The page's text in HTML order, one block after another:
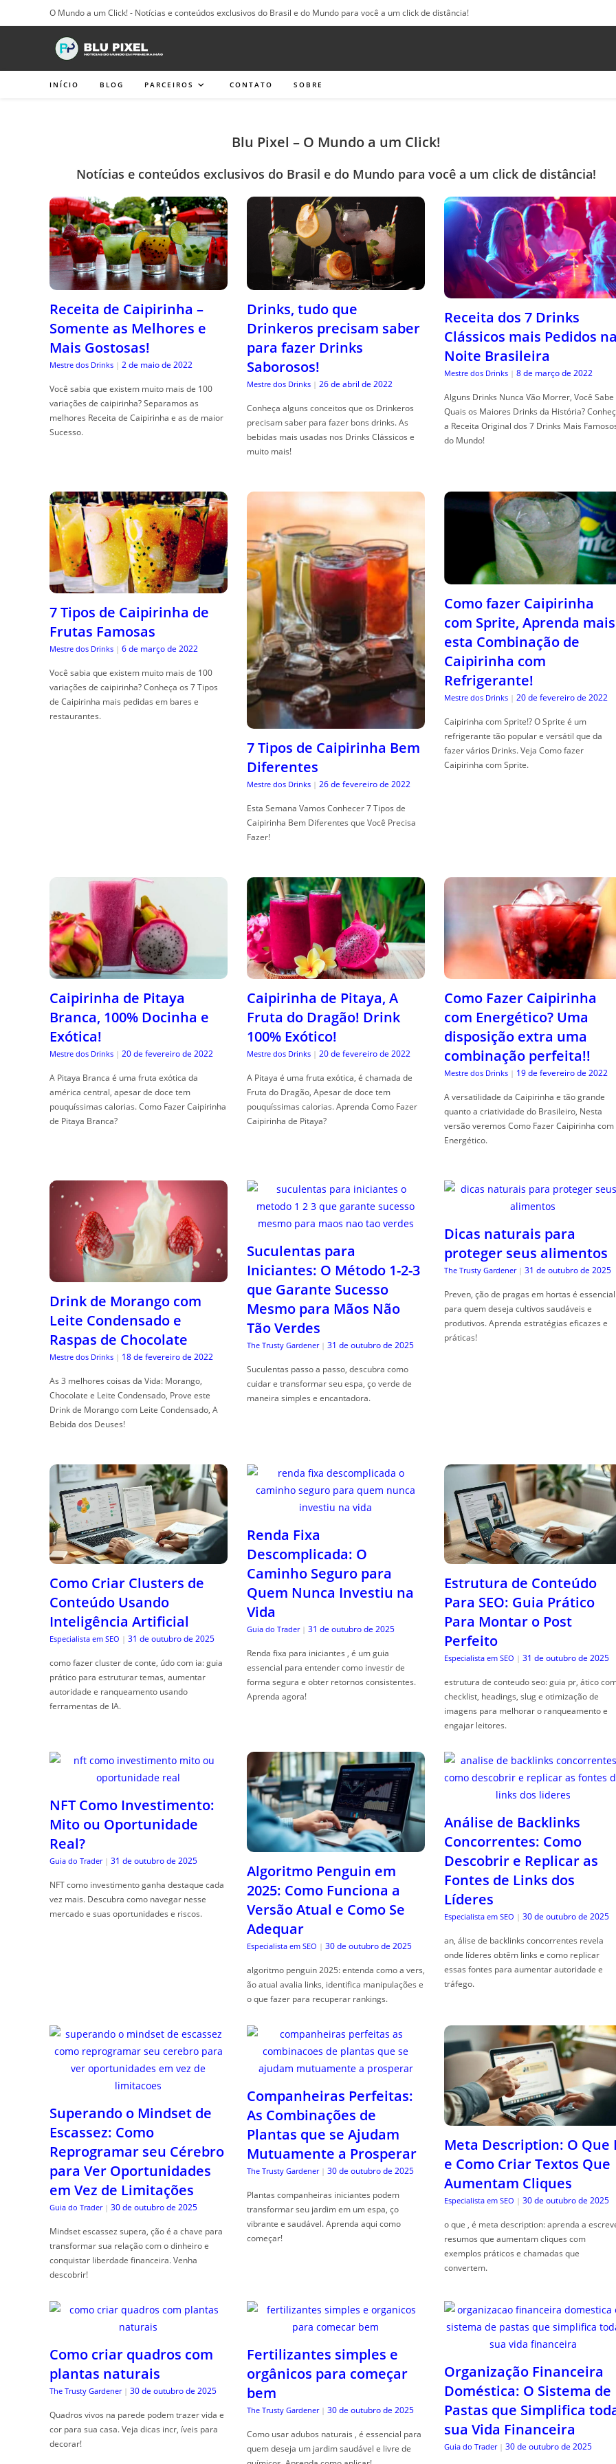
para
O Mundo a um Click! - Notícias e conteúdos exclusivos do Brasil e do Mundo para você a um click de distância!
INÍCIO BLOG PARCEIROS CONTATO SOBRE
Blu Pixel – O Mundo a um Click!
Notícias e conteúdos exclusivos do Brasil e do Mundo para você a um click de distância!
Receita de Caipirinha –
Somente as Melhores e
Mais Gostosas!
Mestre dos Drinks | 2 de maio de 2022
Você sabia que existem muito mais de 100
variações de caipirinha? Separamos as
melhores Receita de Caipirinha e as de maior
Sucesso.
Drinks, tudo que
Drinkeros precisam saber
para fazer Drinks
Saborosos!
Mestre dos Drinks | 26 de abril de 2022
Conheça alguns conceitos que os Drinkeros
precisam saber para fazer bons drinks. As
bebidas mais usadas nos Drinks Clássicos e
muito mais!
Receita dos 7 Drinks
Clássicos mais Pedidos
Noite Brasileira
Mestre dos Drinks | 8 de março de 2022
Alguns Drinks Nunca Vão Morrer, Você Sabe
Quais os Maiores Drinks da História?
a Receita Original dos 7 Drinks Mais
do Mundo!
7 Tipos de Caipirinha de
Frutas Famosas
Mestre dos Drinks | 6 de março de 2022
Você sabia que existem muito mais de 100
variações de caipirinha? Conheça os 7 Tipos
de Caipirinha mais pedidas em bares e
restaurantes.
7 Tipos de Caipirinha Bem
Diferentes
Mestre dos Drinks | 26 de fevereiro de 2022
Esta Semana Vamos Conhecer 7 Tipos de
Caipirinha Bem Diferentes que Você Precisa
Fazer!
Como fazer Caipirinha
com Sprite, Aprenda mais
esta Combinação de
Caipirinha com
Refrigerante!
Mestre dos Drinks | 20 de fevereiro de 2022
Caipirinha com Sprite!? O Sprite é um
refrigerante tão popular e versátil que da
fazer vários Drinks. Veja Como fazer
Caipirinha com Sprite.
Caipirinha de Pitaya
Branca, 100% Docinha e
Exótica!
Mestre dos Drinks | 20 de fevereiro de 2022
A Pitaya Branca é uma fruta exótica da
américa central, apesar de doce tem
pouquíssimas calorias. Como Fazer Caipirinha
de Pitaya Branca?
Caipirinha de Pitaya, A
Fruta do Dragão! Drink
100% Exótico!
Mestre dos Drinks | 20 de fevereiro de 2022
A Pitaya é uma fruta exótica, é chamada de
Fruta do Dragão, Apesar de doce tem
pouquíssimas calorias. Aprenda Como Fazer
Caipirinha de Pitaya?
Como Fazer Caipirinha
com Energético? Uma
disposição extra uma
combinação perfeita!!
Mestre dos Drinks | 19 de fevereiro de 2022
A versatilidade da Caipirinha e tão grande
quanto a criatividade do Brasileiro, Nesta
versão veremos Como Fazer Caipirinha com
Energético.
Drink de Morango com
Leite Condensado e
Raspas de Chocolate
Mestre dos Drinks | 18 de fevereiro de 2022
As 3 melhores coisas da Vida: Morango,
Chocolate e Leite Condensado, Prove este
Drink de Morango com Leite Condensado, A
Bebida dos Deuses!
Suculentas para
Iniciantes: O Método 1-2-3
que Garante Sucesso
Mesmo para Mãos Não
Tão Verdes
The Trusty Gardener | 31 de outubro de 2025
Suculentas passo a passo, descubra como
cuidar e transformar seu espa, ço verde de
maneira simples e encantadora.
Dicas naturais para
proteger seus alimentos
The Trusty Gardener | 31 de outubro de 2025
Preven, ção de pragas em hortas é essencial
para quem deseja cultivos saudáveis e
produtivos. Aprenda estratégias eficazes e
práticas!
Como Criar Clusters de
Conteúdo Usando
Inteligência Artificial
Especialista em SEO | 31 de outubro de 2025
como fazer cluster de conte, údo com ia: guia
prático para estruturar temas, aumentar
autoridade e ranqueamento usando
ferramentas de IA.
Renda Fixa
Descomplicada: O
Caminho Seguro para
Quem Nunca Investiu na
Vida
Guia do Trader | 31 de outubro de 2025
Renda fixa para iniciantes , é um guia
essencial para entender como investir de
forma segura e obter retornos consistentes.
Aprenda agora!
Estrutura de Conteúdo
Para SEO: Guia Prático
Para Montar o Post
Perfeito
Especialista em SEO | 31 de outubro de 2025
estrutura de conteudo seo: guia pr, ático
checklist, headings, slug e otimização de
imagens para melhorar o ranqueamento e
engajar leitores.
NFT Como Investimento:
Mito ou Oportunidade
Real?
Guia do Trader | 31 de outubro de 2025
NFT como investimento ganha destaque cada
vez mais. Descubra como navegar nesse
mercado e suas oportunidades e riscos.
Algoritmo Penguin em
2025: Como Funciona a
Versão Atual e Como Se
Adequar
Especialista em SEO | 30 de outubro de 2025
algoritmo penguin 2025: entenda como a vers,
ão atual avalia links, identifica manipulações e
o que fazer para recuperar rankings.
Análise de Backlinks
Concorrentes: Como
Descobrir e Replicar as
Fontes de Links dos
Líderes
Especialista em SEO | 30 de outubro de 2025
an, álise de backlinks concorrentes revela
onde líderes obtêm links e como replicar
essas fontes para aumentar autoridade e
tráfego.
Superando o Mindset de
Escassez: Como
Reprogramar seu Cérebro
para Ver Oportunidades
em Vez de Limitações
Guia do Trader | 30 de outubro de 2025
Mindset escassez supera, ção é a chave para
transformar sua relação com o dinheiro e
conquistar liberdade financeira. Venha
descobrir!
Companheiras Perfeitas:
As Combinações de
Plantas que se Ajudam
Mutuamente a Prosperar
The Trusty Gardener | 30 de outubro de 2025
Plantas companheiras iniciantes podem
transformar seu jardim em um espa, ço
vibrante e saudável. Aprenda aqui como
começar!
Meta Description: O Que
e Como Criar Textos Que
Aumentam Cliques
Especialista em SEO | 30 de outubro de 2025
o que , é meta description: aprenda a
resumos que aumentam cliques com
exemplos práticos e chamadas que
convertem.
Como criar quadros com
plantas naturais
The Trusty Gardener | 30 de outubro de 2025
Quadros vivos na parede podem trazer vida e
cor para sua casa. Veja dicas incr, íveis para
decorar!
Fertilizantes simples e
orgânicos para começar
bem
The Trusty Gardener | 30 de outubro de 2025
Como usar adubos naturais , é essencial para
quem deseja um jardim saudável e livre de
Organização Financeira
Doméstica: O Sistema de
Pastas que Simplifica
sua Vida Financeira
Guia do Trader | 30 de outubro de 2025